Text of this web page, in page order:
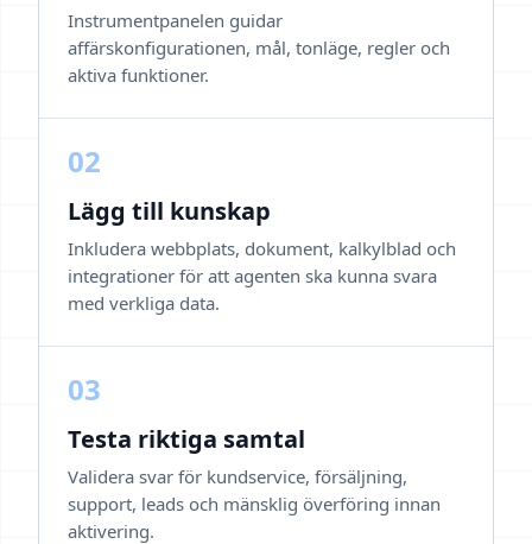
Instrumentpanelen guidar
affärskonfigurationen, mål, tonläge, regler och
aktiva funktioner.
02
Lägg till kunskap
Inkludera webbplats, dokument, kalkylblad och
integrationer för att agenten ska kunna svara
med verkliga data.
03
Testa riktiga samtal
Validera svar för kundservice, försäljning,
support, leads och mänsklig överföring innan
aktivering.